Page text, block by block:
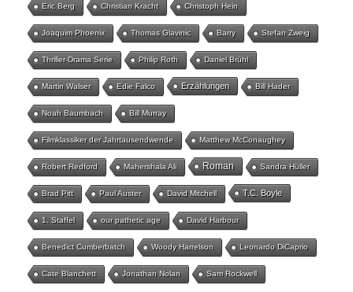
Eric Berg Christian Kracht Christoph Hein
Joaquim Phoenix Thomas Glavinic Barry Stefan Zweig
Thriller-Drama Serie Philip Roth Daniel Brühl
Martin Walser Edie Falco Erzählungen Bill Hader
Noah Baumbach Bill Murray
Filmklassiker der Jahrtausendwende Matthew McConaughey
Robert Redford Mahershala Ali Roman Sandra Hüller
Brad Pitt Paul Auster David Mitchell T.C. Boyle
1. Staffel our pathetic age David Harbour
Benedict Cumberbatch Woody Harrelson Leonardo DiCaprio
Cate Blanchett Jonathan Nolan Sam Rockwell